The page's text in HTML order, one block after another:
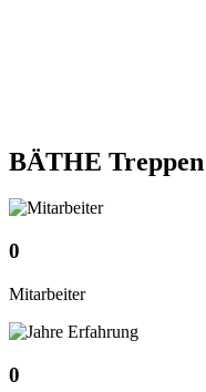
BÄTHE Treppen
0
Mitarbeiter
0